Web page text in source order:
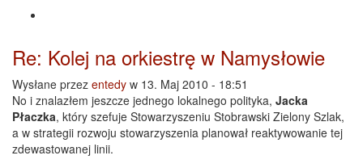
Re: Kolej na orkiestrę w Namysłowie
Wysłane przez entedy w 13. Maj 2010 - 18:51
No i znalazłem jeszcze jednego lokalnego polityka, Jacka
Płaczka, który szefuje Stowarzyszeniu Stobrawski Zielony Szlak,
a w strategii rozwoju stowarzyszenia planował reaktywowanie tej
zdewastowanej linii.